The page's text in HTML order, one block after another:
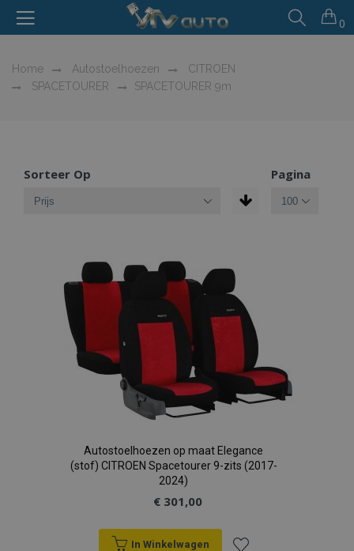
0
Home Autostoelhoezen
CITROEN
SPACETOURER
SPACETOURER 9m
Sorteer Op Pagina
Autostoelhoezen op maat Elegance
(stof) CITROEN Spacetourer 9-zits (2017-
2024)
€ 301,00
In Winkelwagen